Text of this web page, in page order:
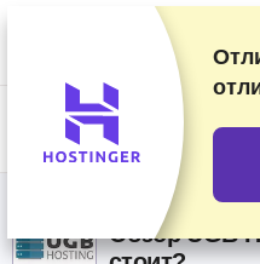
Мы оцениваем продавцов по
и изучения, а также учитываем
соглашения с провайдерами. На
Раскрытие
Обзор UGB